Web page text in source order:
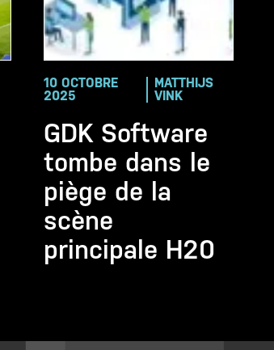
10 OCTOBRE
2025
MATTHIJS
VINK
GDK Software
tombe dans le
piège de la
scène
principale H20